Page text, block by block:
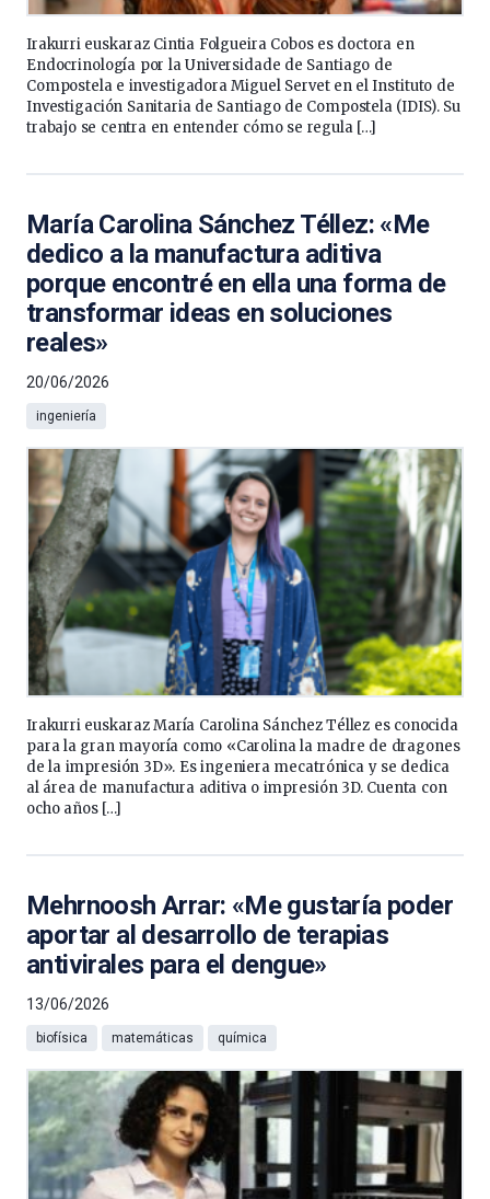
Irakurri euskaraz Cintia Folgueira Cobos es doctora en
Endocrinología por la Universidade de Santiago de
Compostela e investigadora Miguel Servet en el Instituto de
Investigación Sanitaria de Santiago de Compostela (IDIS). Su
trabajo se centra en entender cómo se regula […]
María Carolina Sánchez Téllez: «Me
dedico a la manufactura aditiva
porque encontré en ella una forma de
transformar ideas en soluciones
reales»
20/06/2026
ingeniería
Irakurri euskaraz María Carolina Sánchez Téllez es conocida
para la gran mayoría como «Carolina la madre de dragones
de la impresión 3D». Es ingeniera mecatrónica y se dedica
al área de manufactura aditiva o impresión 3D. Cuenta con
ocho años […]
Mehrnoosh Arrar: «Me gustaría poder
aportar al desarrollo de terapias
antivirales para el dengue»
13/06/2026
biofísica matemáticas química